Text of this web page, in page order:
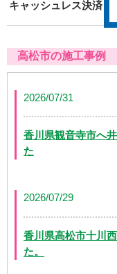
キャッシュレス決済
高松市の施工事例
2026/07/31
香川県観音寺市へ
た
2026/07/29
香川県高松市十川
た。